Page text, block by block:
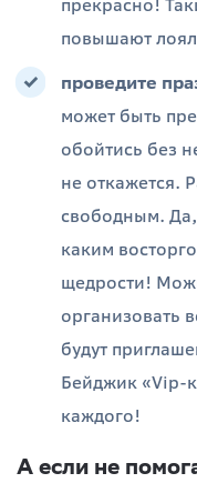
прекрасно!
повышают
проведите
может быть
обойтись без
не откажется.
свободным. Да,
каким
щедрости!
организовать
будут
Бейджик «Vip-
каждого!
А если не